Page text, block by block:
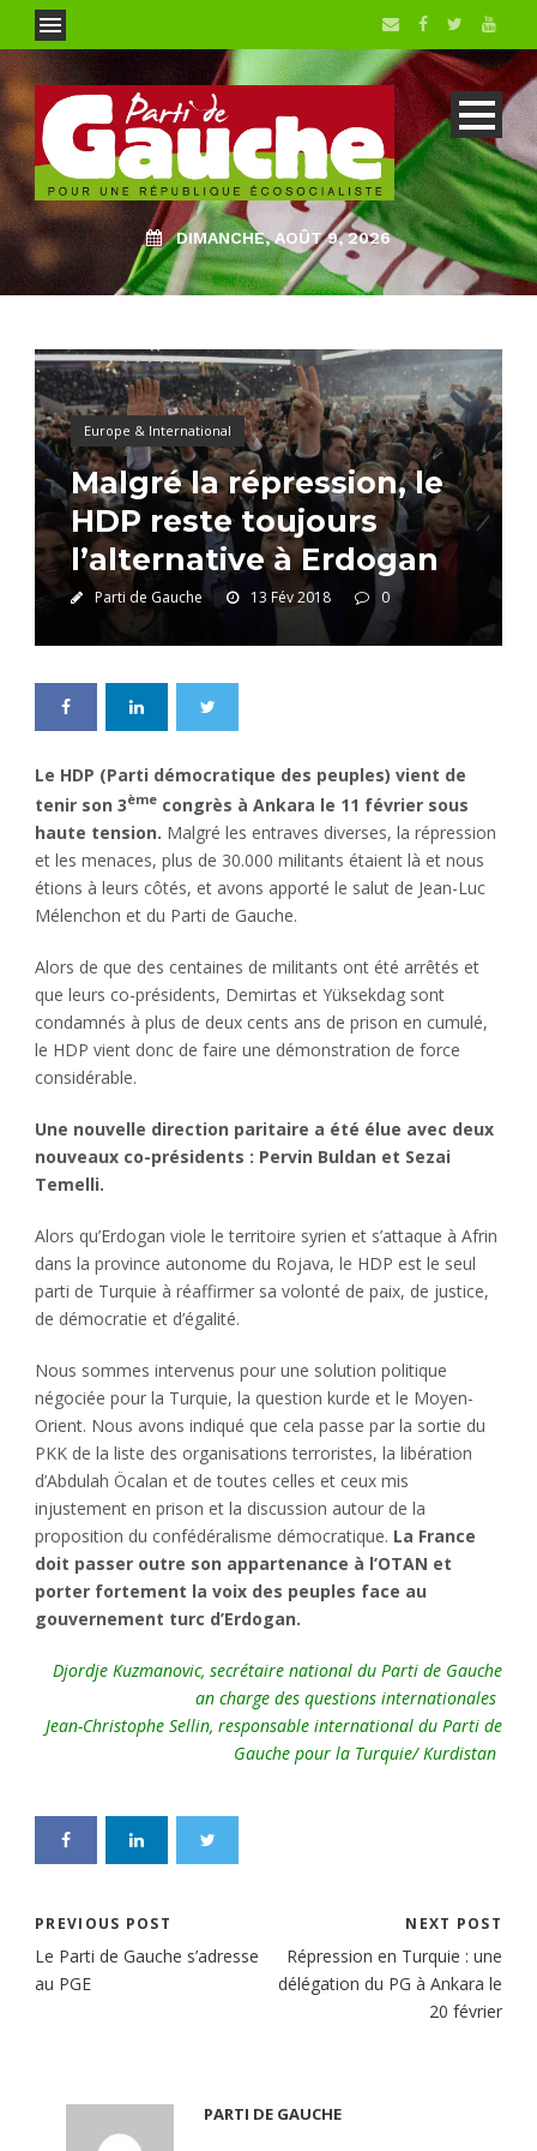
DIMANCHE, AOÛT 9, 2026
Europe & International
Malgré la répression, le
HDP reste toujours
l’alternative à Erdogan
Parti de Gauche 13 Fév 2018 0
Le HDP (Parti démocratique des peuples) vient de
tenir son 3ème congrès à Ankara le 11 février sous
haute tension. Malgré les entraves diverses, la répression
et les menaces, plus de 30.000 militants étaient là et nous
étions à leurs côtés, et avons apporté le salut de Jean-Luc
Mélenchon et du Parti de Gauche.
Alors de que des centaines de militants ont été arrêtés et
que leurs co-présidents, Demirtas et Yüksekdag sont
condamnés à plus de deux cents ans de prison en cumulé,
le HDP vient donc de faire une démonstration de force
considérable.
Une nouvelle direction paritaire a été élue avec deux
nouveaux co-présidents : Pervin Buldan et Sezai
Temelli.
Alors qu’Erdogan viole le territoire syrien et s’attaque à Afrin
dans la province autonome du Rojava, le HDP est le seul
parti de Turquie à réaffirmer sa volonté de paix, de justice,
de démocratie et d’égalité.
Nous sommes intervenus pour une solution politique
négociée pour la Turquie, la question kurde et le Moyen-
Orient. Nous avons indiqué que cela passe par la sortie du
PKK de la liste des organisations terroristes, la libération
d’Abdulah Öcalan et de toutes celles et ceux mis
injustement en prison et la discussion autour de la
proposition du confédéralisme démocratique. La France
doit passer outre son appartenance à l’OTAN et
porter fortement la voix des peuples face au
gouvernement turc d’Erdogan.
Djordje Kuzmanovic, secrétaire national du Parti de Gauche
an charge des questions internationales
Jean-Christophe Sellin, responsable international du Parti de
Gauche pour la Turquie/ Kurdistan
PREVIOUS POST
Le Parti de Gauche s’adresse
au PGE
NEXT POST
Répression en Turquie : une
délégation du PG à Ankara le
20 février
PARTI DE GAUCHE